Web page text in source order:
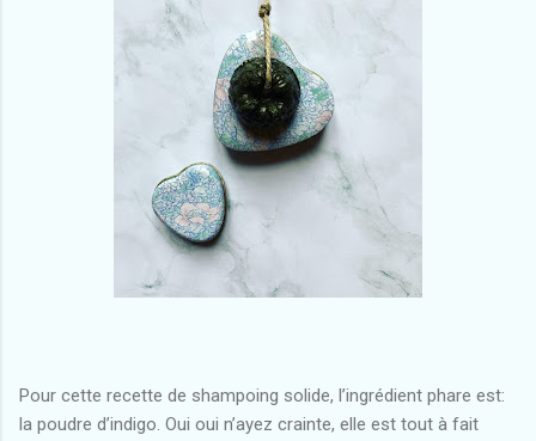
Pour cette recette de shampoing solide, l’ingrédient phare est:
la poudre d’indigo. Oui oui n’ayez crainte, elle est tout à fait